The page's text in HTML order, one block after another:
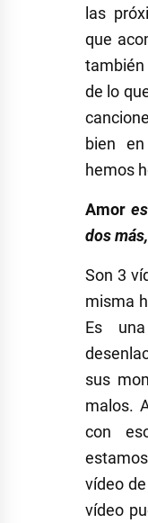
las
que
de lo
bien
hemos
Amor
dos
Son 3
misma
Es
sus
malos.
con
vídeo
vídeo